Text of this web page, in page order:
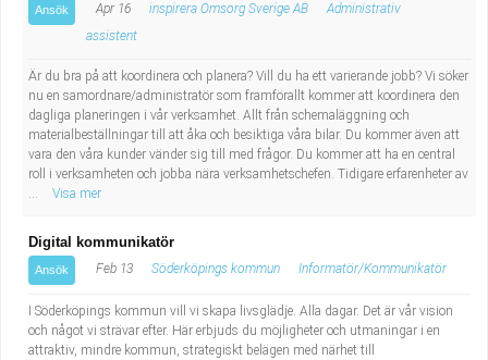
Naturvetenskapligt arbete
Pedagogiskt arbete
Sanering och renhållning
Socialt arbete
Tekniskt arbete
Transport
Läkarsekreterare/Vårdadmin/Medicinsk
sekreterare
Lastbilsförare m.fl.
Fastighetsskötare
Brevbärare
Sjuksköterska, grundutbildad
Ansök Apr 16 inspirera Omsorg Sverige AB
Administrativ
assistent
Är du bra på att koordinera och planera? Vill du ha ett varierande jobb? Vi söker
nu en samordnare/administratör som framförallt kommer att koordinera den
dagliga planeringen i vår verksamhet. Allt från schemaläggning och
materialbeställningar till att åka och besiktiga våra bilar. Du kommer även att
vara den våra kunder vänder sig till med frågor. Du kommer att ha en central
roll i verksamheten och jobba nära verksamhetschefen. Tidigare erfarenheter av
...
Visa mer
Digital kommunikatör
Ansök Feb 13 Söderköpings kommun Informatör/Kommunikatör
I Söderköpings kommun vill vi skapa livsglädje. Alla dagar. Det är vår vision
och något vi strävar efter. Här erbjuds du möjligheter och utmaningar i en
attraktiv, mindre kommun, strategiskt belägen med närhet till